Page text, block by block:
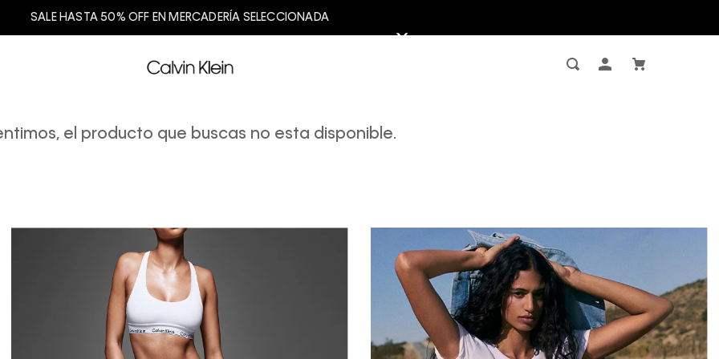
SALE HASTA 50% OFF EN MERCADERÍA SELECCIONADA
el producto que buscas no esta disponible.